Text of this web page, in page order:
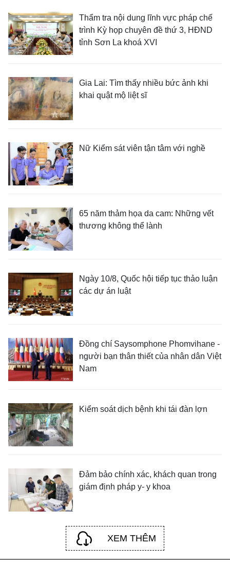
Thẩm tra nội dung lĩnh vực pháp chế
trình Kỳ họp chuyên đề thứ 3, HĐND
tỉnh Sơn La khoá XVI
Gia Lai: Tìm thấy nhiều bức ảnh khi
khai quật mộ liệt sĩ
Nữ Kiểm sát viên tận tâm với nghề
65 năm thảm họa da cam: Những vết
thương không thể lành
Ngày 10/8, Quốc hội tiếp tục thảo luận
các dự án luật
Đồng chí Saysomphone Phomvihane -
người bạn thân thiết của nhân dân Việt
Nam
Kiểm soát dịch bệnh khi tái đàn lợn
Đảm bảo chính xác, khách quan trong
giám định pháp y- y khoa
XEM THÊM